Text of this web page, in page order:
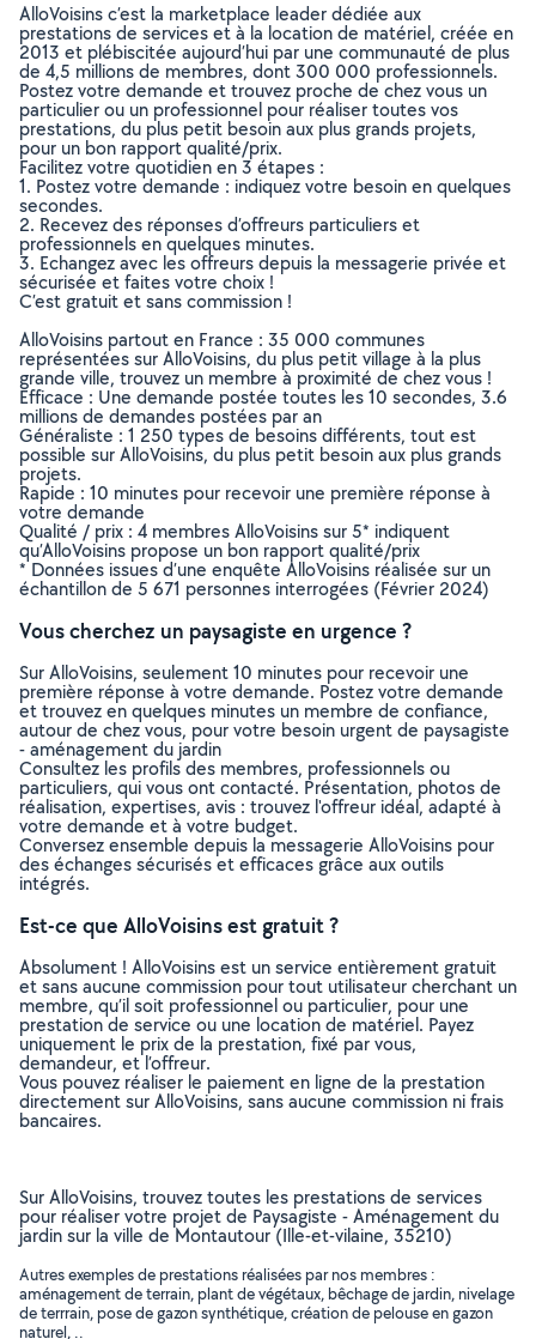
AlloVoisins c’est la marketplace leader dédiée aux
prestations de services et à la location de matériel, créée en
2013 et plébiscitée aujourd’hui par une communauté de plus
de 4,5 millions de membres, dont 300 000 professionnels.
Postez votre demande et trouvez proche de chez vous un
particulier ou un professionnel pour réaliser toutes vos
prestations, du plus petit besoin aux plus grands projets,
pour un bon rapport qualité/prix.
Facilitez votre quotidien en 3 étapes :
1. Postez votre demande : indiquez votre besoin en quelques
secondes.
2. Recevez des réponses d’offreurs particuliers et
professionnels en quelques minutes.
3. Echangez avec les offreurs depuis la messagerie privée et
sécurisée et faites votre choix !
C’est gratuit et sans commission !
AlloVoisins partout en France : 35 000 communes
représentées sur AlloVoisins, du plus petit village à la plus
grande ville, trouvez un membre à proximité de chez vous !
Efficace : Une demande postée toutes les 10 secondes, 3.6
millions de demandes postées par an
Généraliste : 1 250 types de besoins différents, tout est
possible sur AlloVoisins, du plus petit besoin aux plus grands
projets.
Rapide : 10 minutes pour recevoir une première réponse à
votre demande
Qualité / prix : 4 membres AlloVoisins sur 5* indiquent
qu’AlloVoisins propose un bon rapport qualité/prix
* Données issues d’une enquête AlloVoisins réalisée sur un
échantillon de 5 671 personnes interrogées (Février 2024)
Vous cherchez un paysagiste en urgence ?
Sur AlloVoisins, seulement 10 minutes pour recevoir une
première réponse à votre demande. Postez votre demande
et trouvez en quelques minutes un membre de confiance,
autour de chez vous, pour votre besoin urgent de paysagiste
- aménagement du jardin
Consultez les profils des membres, professionnels ou
particuliers, qui vous ont contacté. Présentation, photos de
réalisation, expertises, avis : trouvez l'offreur idéal, adapté à
votre demande et à votre budget.
Conversez ensemble depuis la messagerie AlloVoisins pour
des échanges sécurisés et efficaces grâce aux outils
intégrés.
Est-ce que AlloVoisins est gratuit ?
Absolument ! AlloVoisins est un service entièrement gratuit
et sans aucune commission pour tout utilisateur cherchant un
membre, qu’il soit professionnel ou particulier, pour une
prestation de service ou une location de matériel. Payez
uniquement le prix de la prestation, fixé par vous,
demandeur, et l’offreur.
Vous pouvez réaliser le paiement en ligne de la prestation
directement sur AlloVoisins, sans aucune commission ni frais
bancaires.
Sur AlloVoisins, trouvez toutes les prestations de services
pour réaliser votre projet de Paysagiste - Aménagement du
jardin sur la ville de Montautour (Ille-et-vilaine, 35210)
Autres exemples de prestations réalisées par nos membres :
aménagement de terrain, plant de végétaux, bêchage de jardin, nivelage
de terrrain, pose de gazon synthétique, création de pelouse en gazon
naturel, ..